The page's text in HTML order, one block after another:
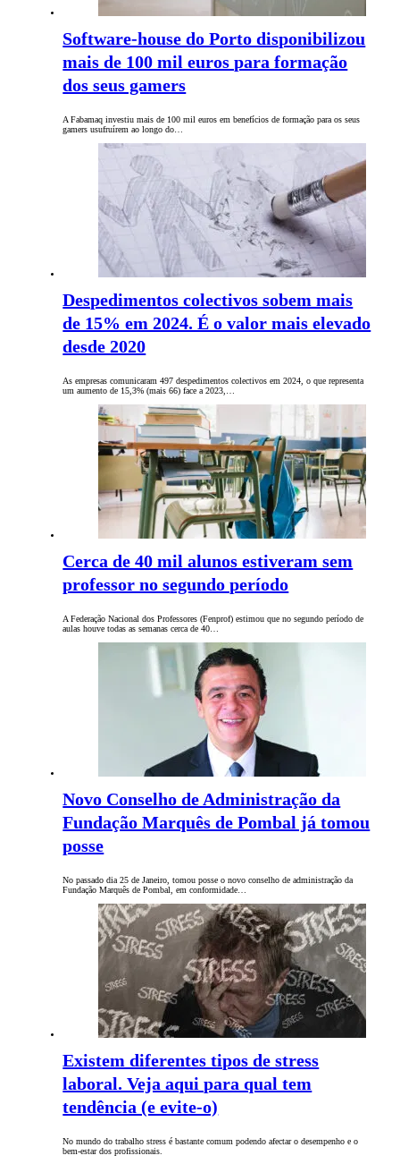
Software-house do Porto disponibilizou
mais de 100 mil euros para formação
dos seus gamers
A Fabamaq investiu mais de 100 mil euros em benefícios de formação para os seus
gamers usufruírem ao longo do…
Despedimentos colectivos sobem mais
de 15% em 2024. É o valor mais elevado
desde 2020
As empresas comunicaram 497 despedimentos colectivos em 2024, o que representa
um aumento de 15,3% (mais 66) face a 2023,…
Cerca de 40 mil alunos estiveram sem
professor no segundo período
A Federação Nacional dos Professores (Fenprof) estimou que no segundo período de
aulas houve todas as semanas cerca de 40…
Novo Conselho de Administração da
Fundação Marquês de Pombal já tomou
posse
No passado dia 25 de Janeiro, tomou posse o novo conselho de administração da
Fundação Marquês de Pombal, em conformidade…
Existem diferentes tipos de stress
laboral. Veja aqui para qual tem
tendência (e evite-o)
No mundo do trabalho stress é bastante comum podendo afectar o desempenho e o
bem-estar dos profissionais.